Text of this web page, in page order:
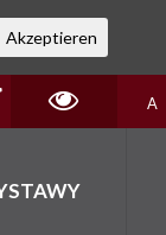
A
Akzeptieren